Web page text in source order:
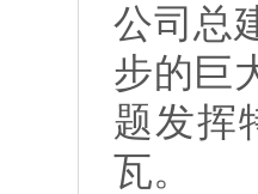
公司总
步的巨
题发挥
瓦。